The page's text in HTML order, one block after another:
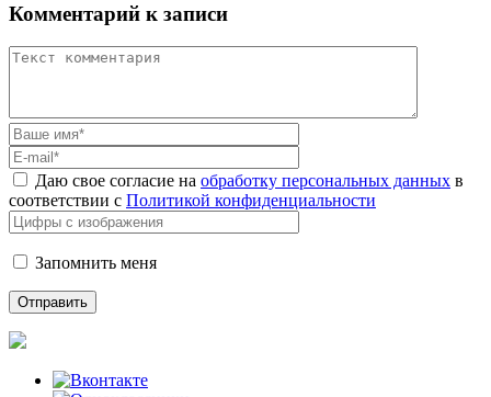
Комментарий к записи
Даю свое согласие на обработку персональных данных в
соответствии с Политикой конфиденциальности
Запомнить меня